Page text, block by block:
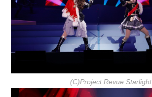
(C)Project Revue Starlight